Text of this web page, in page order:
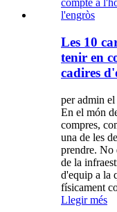
Les 10
tenir en
cadires
per admin
En el món
compres,
una de les
prendre. No
de la
d'equip a la
físicament
Llegir més